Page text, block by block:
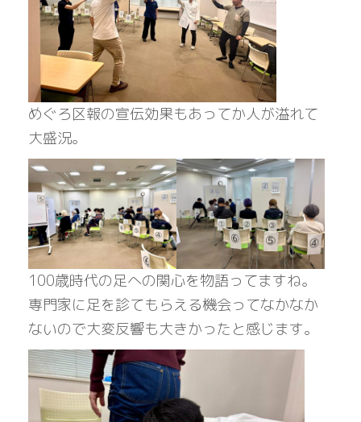
めぐろ区報の宣伝効果もあってか人が溢れて
大盛況。
100歳時代の足への関心を物語ってますね。
専門家に足を診てもらえる機会ってなかなか
ないので大変反響も大きかったと感じます。